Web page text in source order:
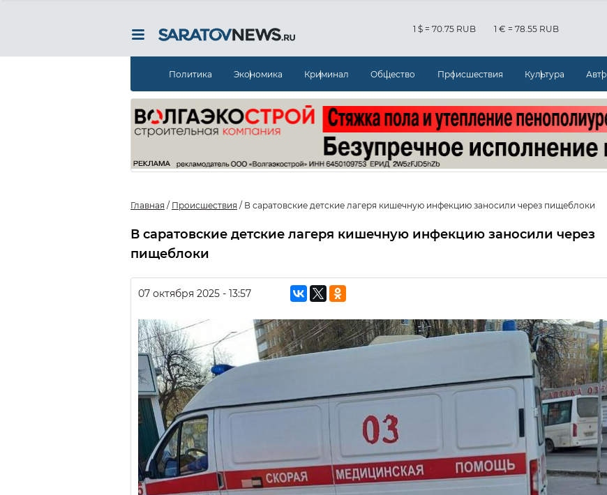
1 $ = 70.75 RUB 1 € = 78.55 RUB
Политика Экономика Криминал Общество Происшествия Культура Авто
Главная / Происшествия / В саратовские детские лагеря кишечную инфекцию заносили через пищеблоки
В саратовские детские лагеря кишечную инфекцию заносили через
пищеблоки
07 октября 2025 - 13:57